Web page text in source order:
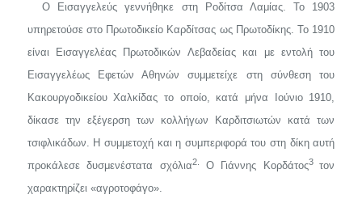
O Εισαγγελεύς γεννήθηκε στη Ροδίτσα Λαμίας. Το 1903
υπηρετού­σε στο Πρωτοδικείο Καρδίτσας ως Πρωτοδίκης. Το 1910
είναι Εισαγ­γελέας Πρωτοδικών Λεβαδείας και με εντολή του
Εισαγγελέως Εφε­τών Αθηνών συμμετείχε στη σύνθεση του
Κακουργοδικείου Χαλκίδας το οποίο, κατά μήνα Ιούνιο 1910,
δίκασε την εξέγερση των κολλήγων Καρδιτσιωτών κατά των
τσιφλικάδων. Η συμμετοχή και η συμπεριφορά του στη δίκη αυτή
προκάλεσε δυσμενέστατα σχόλια2. Ο Γιάννης Κορδάτος3τον
χαρακτηρίζει «αγροτοφάγο».